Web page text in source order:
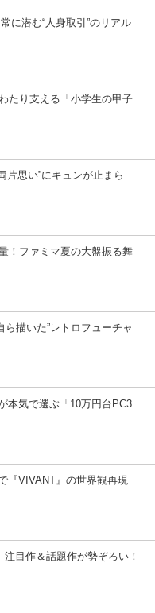
に潜む“人身取引”のリアル
たり支える「小学生の甲子
片思い”にキュンが止まら
！ファミマ夏の大盤振る舞
描いた”レトロフューチャ
本気で選ぶ「10万円台PC3
『VIVANT』の世界観再現
目作＆話題作が勢ぞろい！